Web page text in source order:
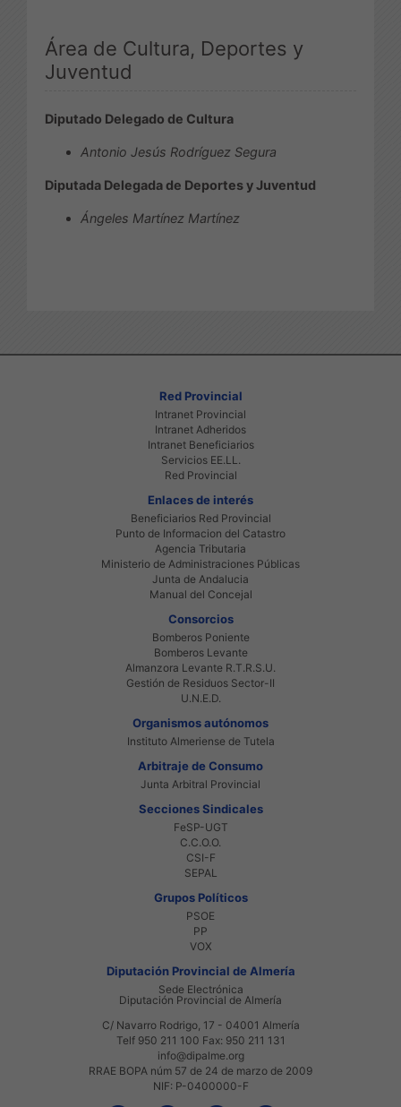
Área de Cultura, Deportes y
Juventud
Diputado Delegado de Cultura
Antonio Jesús Rodríguez Segura
Diputada Delegada de Deportes y Juventud
Ángeles Martínez Martínez
Red Provincial
Intranet Provincial
Intranet Adheridos
Intranet Beneficiarios
Servicios EE.LL.
Red Provincial
Enlaces de interés
Beneficiarios Red Provincial
Punto de Informacion del Catastro
Agencia Tributaria
Ministerio de Administraciones Públicas
Junta de Andalucia
Manual del Concejal
Consorcios
Bomberos Poniente
Bomberos Levante
Almanzora Levante R.T.R.S.U.
Gestión de Residuos Sector-II
U.N.E.D.
Organismos autónomos
Instituto Almeriense de Tutela
Arbitraje de Consumo
Junta Arbitral Provincial
Secciones Sindicales
FeSP-UGT
C.C.O.O.
CSI-F
SEPAL
Grupos Políticos
PSOE
PP
VOX
Diputación Provincial de Almería
Sede Electrónica
Diputación Provincial de Almería
C/ Navarro Rodrigo, 17 - 04001 Almería
Telf 950 211 100 Fax: 950 211 131
info@dipalme.org
RRAE BOPA núm 57 de 24 de marzo de 2009
NIF: P-0400000-F